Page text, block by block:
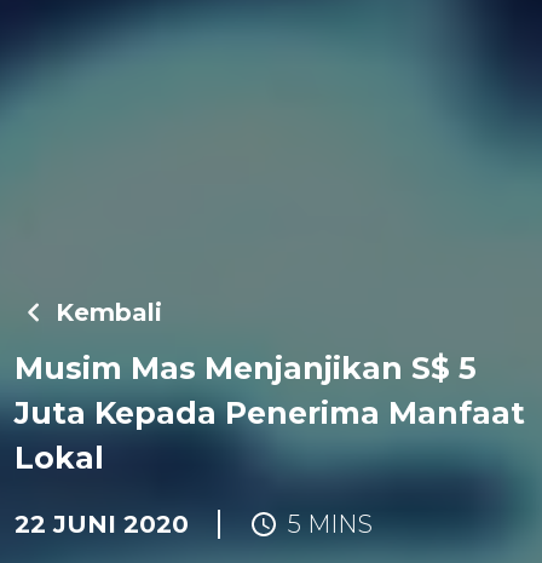
Kembali
Musim Mas Menjanjikan S$ 5
Juta Kepada Penerima Manfaat
Lokal
22 JUNI 2020 5 MINS